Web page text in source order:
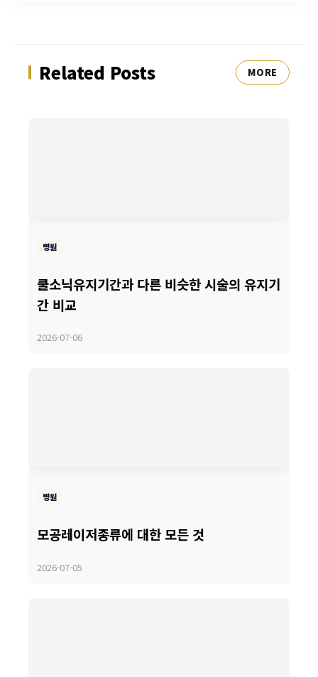
Related Posts MORE
병원
쿨소닉유지기간과 다른 비슷한 시술의 유지기
간 비교
2026-07-06
병원
모공레이저종류에 대한 모든 것
2026-07-05